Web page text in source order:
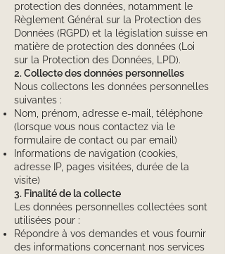
protection des données, notamment le
Règlement Général sur la Protection des
Données (RGPD) et la législation suisse en
matière de protection des données (Loi
sur la Protection des Données, LPD).
2. Collecte des données personnelles
Nous collectons les données personnelles
suivantes :
Nom, prénom, adresse e-mail, téléphone
(lorsque vous nous contactez via le
formulaire de contact ou par email)
Informations de navigation (cookies,
adresse IP, pages visitées, durée de la
visite)
3. Finalité de la collecte
Les données personnelles collectées sont
utilisées pour :
Répondre à vos demandes et vous fournir
des informations concernant nos services